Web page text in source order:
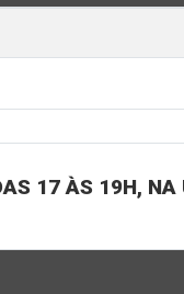
17 ÀS 19H, NA